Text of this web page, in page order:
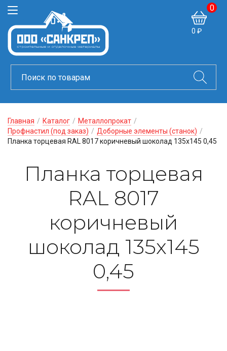
0 ₽
0
Главная / Каталог / Металлопрокат /
Профнастил (под заказ) / Доборные элементы (станок) /
Планка торцевая RAL 8017 коричневый шоколад 135х145 0,45
Планка торцевая
RAL 8017
коричневый
шоколад 135х145
0,45